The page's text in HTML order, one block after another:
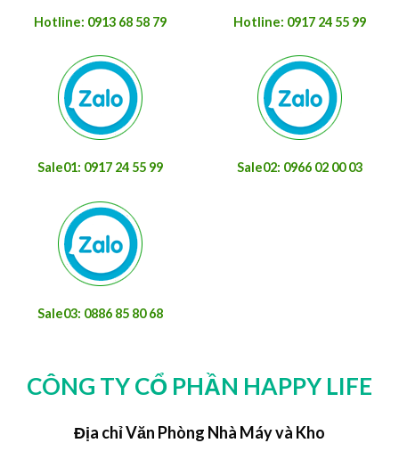
Hotline: 0913 68 58 79 Hotline: 0917 24 55 99
Sale01: 0917 24 55 99 Sale02: 0966 02 00 03
Sale03: 0886 85 80 68
CÔNG TY CỔ PHẦN HAPPY LIFE
Địa chỉ Văn Phòng Nhà Máy và Kho